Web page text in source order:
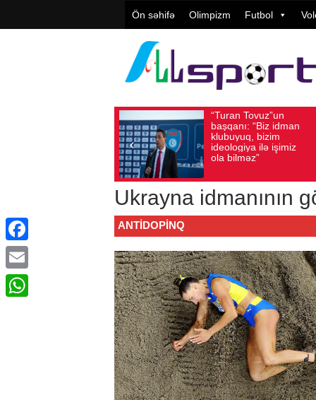
Ön səhifə Olimpizm Futbol
başqanı: “Biz idman
klubuyuq, bizim
ideologiya ilə işimiz
ola bilməz”
Avqust 05, 2026
Ukrayna idmanının
ANTIDOPINQ
Facebook
Email